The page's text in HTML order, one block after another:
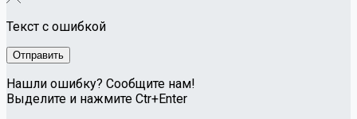
Текст с ошибкой
Нашли ошибку? Сообщите нам!
Выделите и нажмите Ctr+Enter